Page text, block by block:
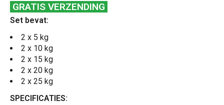
GRATIS VERZENDING
Set bevat:
2 x 5 kg
2 x 10 kg
2 x 15 kg
2 x 20 kg
2 x 25 kg
SPECIFICATIES: